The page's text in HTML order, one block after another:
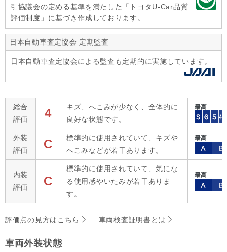
引協議会の定める基準を満たした「トヨタU-Car品質
評価制度」に基づき作成しております。
日本自動車査定協会 定期監査
日本自動車査定協会による監査も定期的に実施しています。
総合
評価
4
キズ、へこみが少なく、全体的に
良好な状態です。
外装
評価
C
標準的に使用されていて、キズや
へこみなどが若干あります。
内装
評価
C
標準的に使用されていて、気にな
る使用感やいたみが若干ありま
す。
評価点の見方はこちら 車両検査証明書とは
車両外装状態